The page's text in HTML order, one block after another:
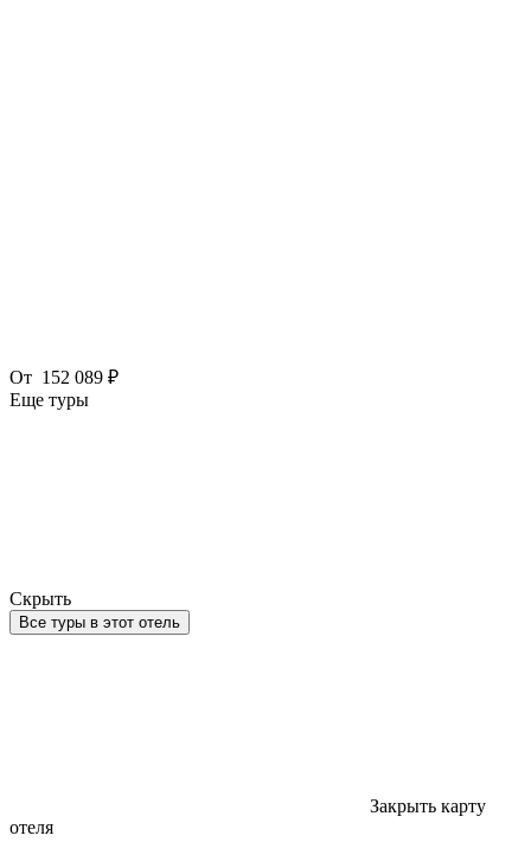
От 152 089 ₽
Еще туры
Скрыть
Все туры в этот отель
Закрыть карту
отеля